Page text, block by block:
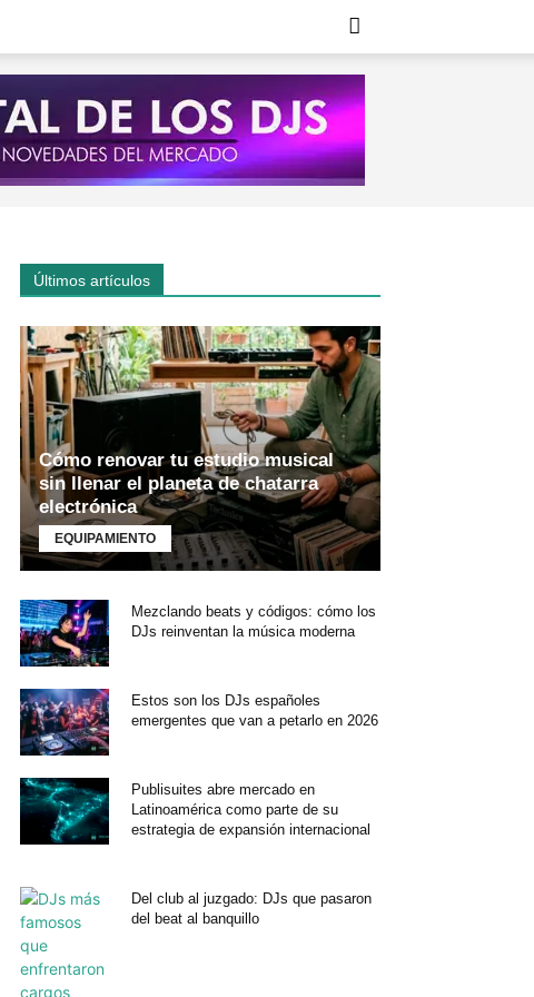
Últimos artículos
Cómo renovar tu estudio musical
sin llenar el planeta de chatarra
electrónica
EQUIPAMIENTO
Mezclando beats y códigos: cómo los
DJs reinventan la música moderna
Estos son los DJs españoles
emergentes que van a petarlo en 2026
Publisuites abre mercado en
Latinoamérica como parte de su
estrategia de expansión internacional
Del club al juzgado: DJs que pasaron
del beat al banquillo